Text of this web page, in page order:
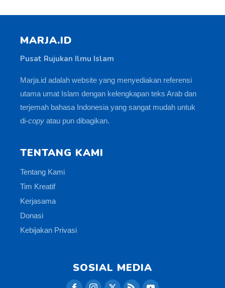
MARJA.ID
Pusat Rujukan Ilmu Islam
Marja.id adalah website yang menyediakan referensi
utama umat Islam dengan kelengkapan teks Arab dan
terjemah bahasa Indonesia yang sangat mudah untuk
di-copy atau pun dibagikan.
TENTANG KAMI
Tentang Kami
Tim Kreatif
Kerjasama
Donasi
Kebijakan Privasi
SOSIAL MEDIA